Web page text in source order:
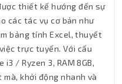
thiết kế hướng đến sự
các tác vụ cơ bản như
bảng tính Excel, thuyết
trực tuyến. Với cấu
i3 / Ryzen 3, RAM 8GB,
mà, khởi động nhanh và